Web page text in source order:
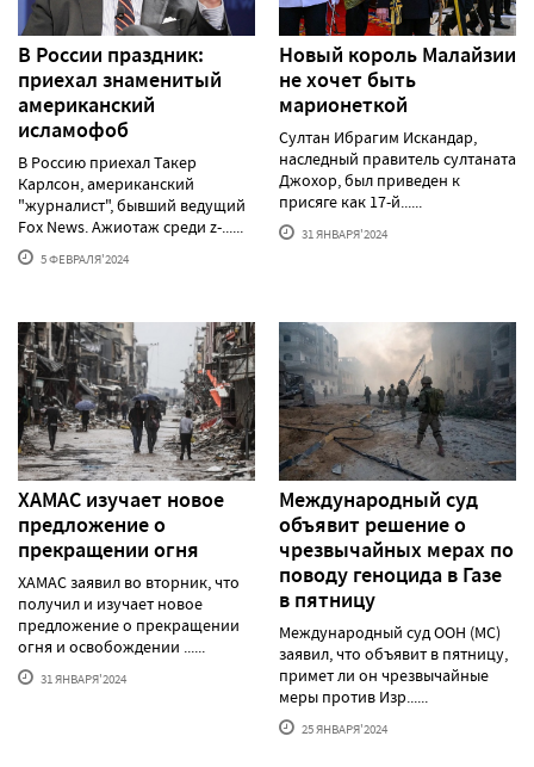
В России праздник:
приехал знаменитый
американский
исламофоб
В Россию приехал Такер
Карлсон, американский
"журналист", бывший ведущий
Fox News. Ажиотаж среди z-......
5 ФЕВРАЛЯ'2024
Новый король Малайзии
не хочет быть
марионеткой
Султан Ибрагим Искандар,
наследный правитель султаната
Джохор, был приведен к
присяге как 17-й......
31 ЯНВАРЯ'2024
ХАМАС изучает новое
предложение о
прекращении огня
ХАМАС заявил во вторник, что
получил и изучает новое
предложение о прекращении
огня и освобождении ......
31 ЯНВАРЯ'2024
Международный суд
объявит решение о
чрезвычайных мерах по
поводу геноцида в Газе
в пятницу
Международный суд ООН (МС)
заявил, что объявит в пятницу,
примет ли он чрезвычайные
меры против Изр......
25 ЯНВАРЯ'2024